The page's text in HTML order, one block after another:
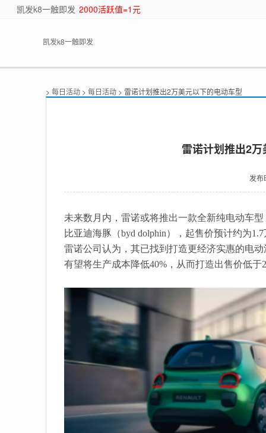
凯发k8一触即发 2000活跃值=1元
凯发k8一触即发
> 每日活动 > 每日活动 > 雷诺计划推出2万美元以下的电动车型
雷诺计划推出2
发布
未来数月内，雷诺或将推出一款全新纯电动车
比亚迪海豚（byd dolphin），起售价预计约为
雷诺公司认为，其已找到打造更经济实惠的电
有望将生产成本降低40%，从而打造出售价低